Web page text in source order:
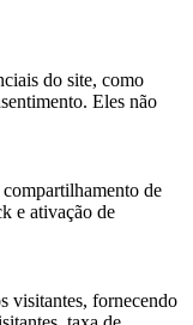
do site, como
Eles não
de
e ativação de
visitantes, fornecendo